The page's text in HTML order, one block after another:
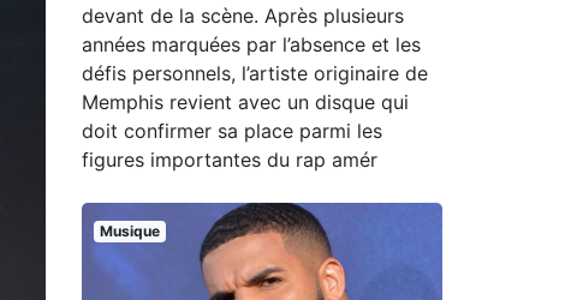
devant de la scène. Après plusieurs
années marquées par l’absence et les
défis personnels, l’artiste originaire de
Memphis revient avec un disque qui
doit confirmer sa place parmi les
figures importantes du rap amér
Musique